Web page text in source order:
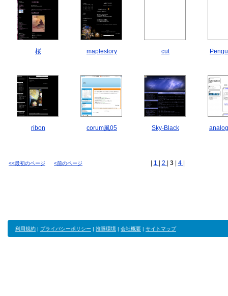
桜 maplestory cut
ribon corum風05 Sky-Black
<<最初のページ <前のページ 1 2 3 4
利用規約 | プライバシーポリシー | 推奨環境 | 会社概要 | サイトマップ